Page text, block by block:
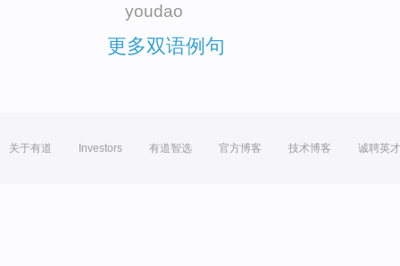
youdao
更多双语例句
关于有道 Investors 有道智选 官方博客 技术博客 诚聘英才